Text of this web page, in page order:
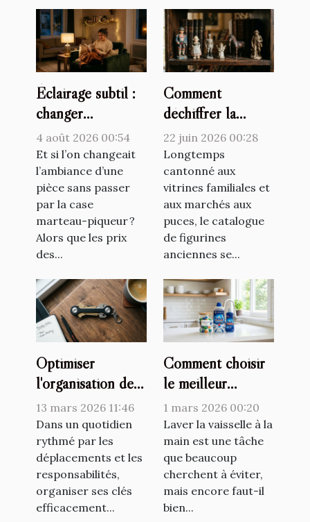
Éclairage subtil :
changer
l’atmosphère
d’une pièce sans
travaux lourds
4 août 2026 00:54
Et si l’on changeait
l’ambiance d’une
pièce sans passer
par la case
marteau-piqueur ?
Alors que les prix
des...
Comment
déchiffrer la
valeur cachée d’un
catalogue de
figurines
anciennes
22 juin 2026 00:28
Longtemps
cantonné aux
vitrines familiales et
aux marchés aux
puces, le catalogue
de figurines
anciennes se...
Optimiser
l'organisation de
ses clés avec style
et fonctionnalité
13 mars 2026 11:46
Dans un quotidien
rythmé par les
déplacements et les
responsabilités,
organiser ses clés
efficacement...
Comment choisir
le meilleur
détergent pour
votre lave-
vaisselle ?
1 mars 2026 00:20
Laver la vaisselle à la
main est une tâche
que beaucoup
cherchent à éviter,
mais encore faut-il
bien...